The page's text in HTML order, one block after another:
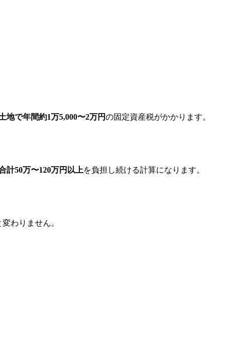
地で年間約1万5,000〜2万円の固定資産税がかかります。
計50万〜120万円以上を負担し続ける計算になります。
わりません。